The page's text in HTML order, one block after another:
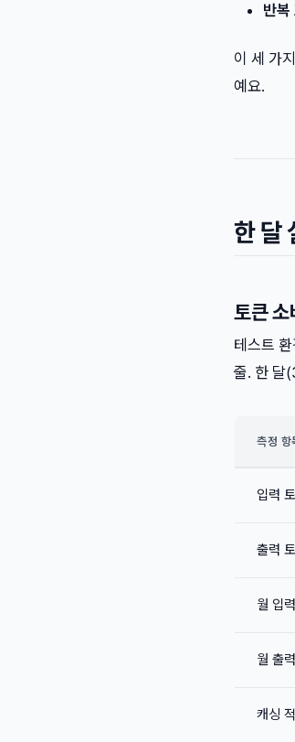
반복
이 세 가
예요.
한 달
토큰 소
테스트
줄. 한 달
측정 항
입력
출력
월 입
월 출
캐싱